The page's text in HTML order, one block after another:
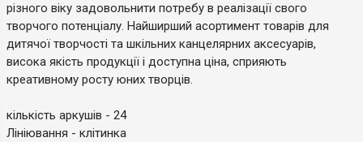
різного віку задовольнити потребу в реалізації свого
творчого потенціалу. Найширший асортимент товарів для
дитячої творчості та шкільних канцелярних аксесуарів,
висока якість продукції і доступна ціна, сприяють
креативному росту юних творців.
кількість аркушів - 24
Лініювання - клітинка